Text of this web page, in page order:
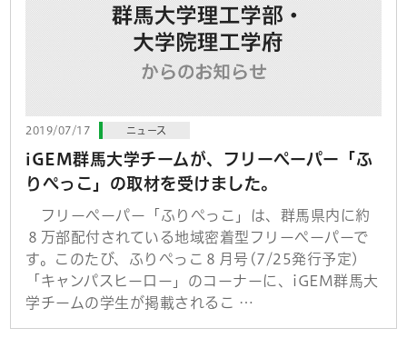
2019/07/17 ニュース
iGEM群馬大学チームが、フリーペーパー「ふ
りぺっこ」の取材を受けました。
フリーペーパー「ふりぺっこ」は、群馬県内に約
８万部配付されている地域密着型フリーペーパーで
す。このたび、ふりぺっこ８月号(7/25発行予定)
「キャンパスヒーロー」のコーナーに、iGEM群馬大
学チームの学生が掲載されるこ …